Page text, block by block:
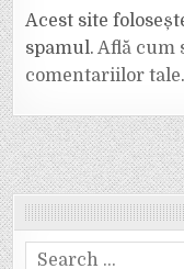
Acest site
spamul.Află cum
comentariilor tale.
Search